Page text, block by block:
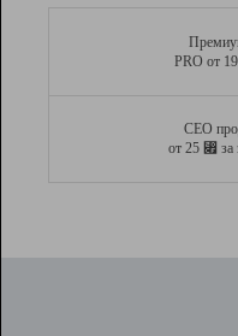
PRO от
СЕО
от 25 ⃏ за